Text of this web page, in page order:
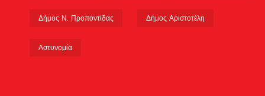
Δήμος Ν. Προποντίδας Δήμος Αριστοτέλη
Αστυνομία